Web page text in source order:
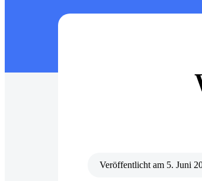
Veröffentlicht am 5. Juni